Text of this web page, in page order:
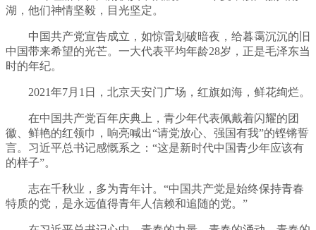
湖，他们神情坚毅，目光坚定。
中国共产党宣告成立，如惊雷划破暗夜，给暮霭沉沉的旧
中国带来希望的光芒。一大代表平均年龄28岁，正是毛泽东当
时的年纪。
2021年7月1日，北京天安门广场，红旗如海，鲜花绚烂。
在中国共产党百年庆典上，青少年代表佩戴着闪耀的团
徽、鲜艳的红领巾，响亮喊出“请党放心、强国有我”的铿锵誓
言。习近平总书记感慨系之：“这是新时代中国青少年应该有
的样子”。
志在千秋业，多为青年计。“中国共产党是始终保持青春
特质的党，是永远值得青年人信赖和追随的党。”